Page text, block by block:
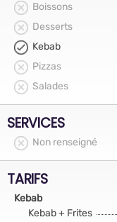
Boissons
Desserts
Kebab
Pizzas
Salades
SERVICES
Non renseigné
TARIFS
Kebab
Kebab + Frites